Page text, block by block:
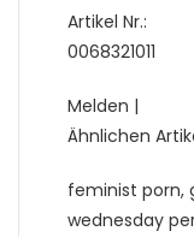
Artikel Nr.:
0068321011
Melden |
Ähnlichen
feminist porn,
wednesday